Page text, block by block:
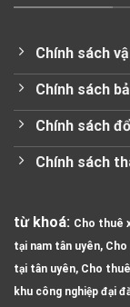
Chính sách
Chính sách
Chính sách
Chính sách
từ khoá: Cho thuê
tại nam tân uyên,
tại tân uyên, Cho
khu công nghiệp đại